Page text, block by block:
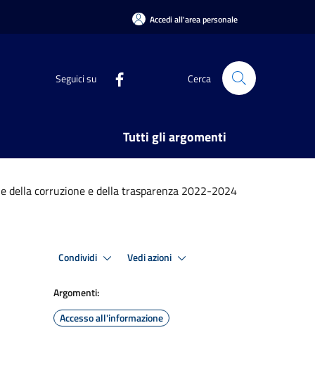
Accedi all'area personale
Seguici su Cerca
Tutti gli argomenti
della corruzione e della trasparenza 2022-2024
Condividi Vedi azioni
Argomenti:
Accesso all'informazione